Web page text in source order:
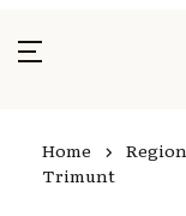
Home
Trimunt